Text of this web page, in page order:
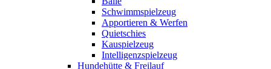
Schwimmspielzeug
Apportieren & Werfen
Quietschies
Kauspielzeug
Intelligenzspielzeug
Hundehütte & Freilauf